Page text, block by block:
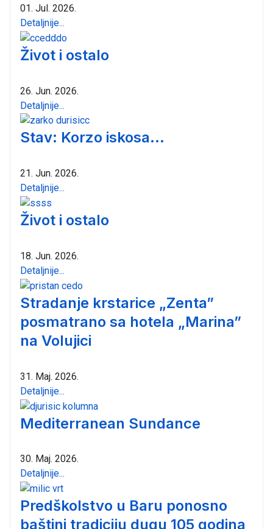
01. Jul. 2026.
Detaljnije...
Život i ostalo
26. Jun. 2026.
Detaljnije...
Stav: Korzo iskosa...
21. Jun. 2026.
Detaljnije...
Život i ostalo
18. Jun. 2026.
Detaljnije...
Stradanje krstarice „Zenta”
posmatrano sa hotela „Marina”
na Volujici
31. Maj. 2026.
Detaljnije...
Mediterranean Sundance
30. Maj. 2026.
Detaljnije...
Predškolstvo u Baru ponosno
baštini tradiciju dugu 105 godina